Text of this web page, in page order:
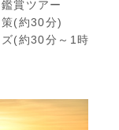
賞ツアー
策(約30分)
ズ(約30分～1時